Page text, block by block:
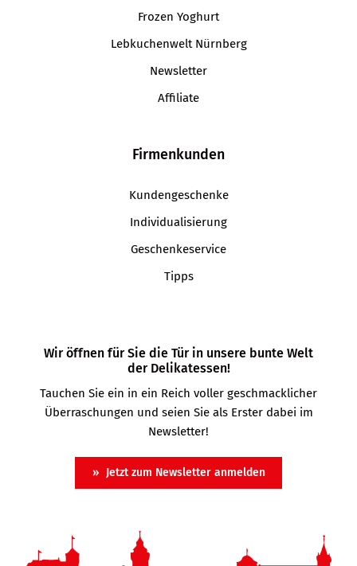
Frozen Yoghurt
Lebkuchenwelt Nürnberg
Newsletter
Affiliate
Firmenkunden
Kundengeschenke
Individualisierung
Geschenkeservice
Tipps
Wir öffnen für Sie die Tür in unsere bunte Welt
der Delikatessen!
Tauchen Sie ein in ein Reich voller geschmacklicher
Überraschungen und seien Sie als Erster dabei im
Newsletter!
Jetzt zum Newsletter anmelden